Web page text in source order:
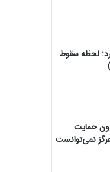
لحظه سقوط
حمایت
نمی‌توانست